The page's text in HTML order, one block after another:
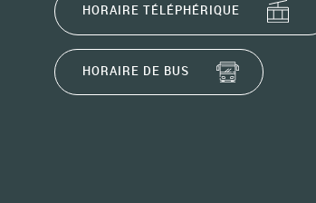
HORAIRE TÉLÉPHÉRIQUE
HORAIRE DE BUS